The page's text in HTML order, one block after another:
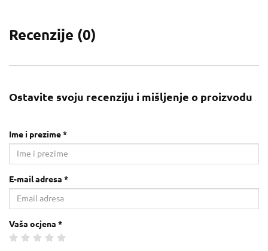
Recenzije (0)
Ostavite svoju recenziju i mišljenje o proizvodu
Ime i prezime *
E-mail adresa *
Vaša ocjena *